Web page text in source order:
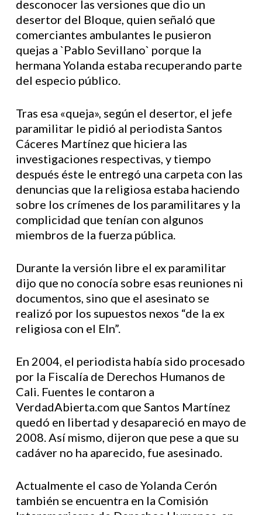
desconocer las versiones que dio un
desertor del Bloque, quien señaló que
comerciantes ambulantes le pusieron
quejas a `Pablo Sevillano` porque la
hermana Yolanda estaba recuperando parte
del especio público.
Tras esa «queja», según el desertor, el jefe
paramilitar le pidió al periodista Santos
Cáceres Martínez que hiciera las
investigaciones respectivas, y tiempo
después éste le entregó una carpeta con las
denuncias que la religiosa estaba haciendo
sobre los crímenes de los paramilitares y la
complicidad que tenían con algunos
miembros de la fuerza pública.
Durante la versión libre el ex paramilitar
dijo que no conocía sobre esas reuniones ni
documentos, sino que el asesinato se
realizó por los supuestos nexos “de la ex
religiosa con el Eln”.
En 2004, el periodista había sido procesado
por la Fiscalía de Derechos Humanos de
Cali. Fuentes le contaron a
VerdadAbierta.com que Santos Martínez
quedó en libertad y desapareció en mayo de
2008. Así mismo, dijeron que pese a que su
cadáver no ha aparecido, fue asesinado.
Actualmente el caso de Yolanda Cerón
también se encuentra en la Comisión